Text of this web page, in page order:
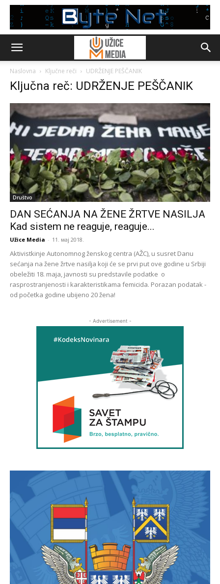
Naslovna Ključne reči UDRŽENJE PEŠČANIK
Ključna reč: UDRŽENJE PEŠČANIK
Društvo
DAN SEĆANJA NA ŽENE ŽRTVE NASILJA
Kad sistem ne reaguje, reaguje...
Užice Media - 11. мај 2018.
Aktivistkinje Autonomnog ženskog centra (AŽC), u susret Danu
sećanja na žene žrtve nasilja koji će se prvi put ove godine u Srbiji
obeležiti 18. maja, javnosti su predstavile podatke o
rasprostranjenosti i karakteristikama femicida. Porazan podatak -
od početka godine ubijeno 20 žena!
- Advertisement -